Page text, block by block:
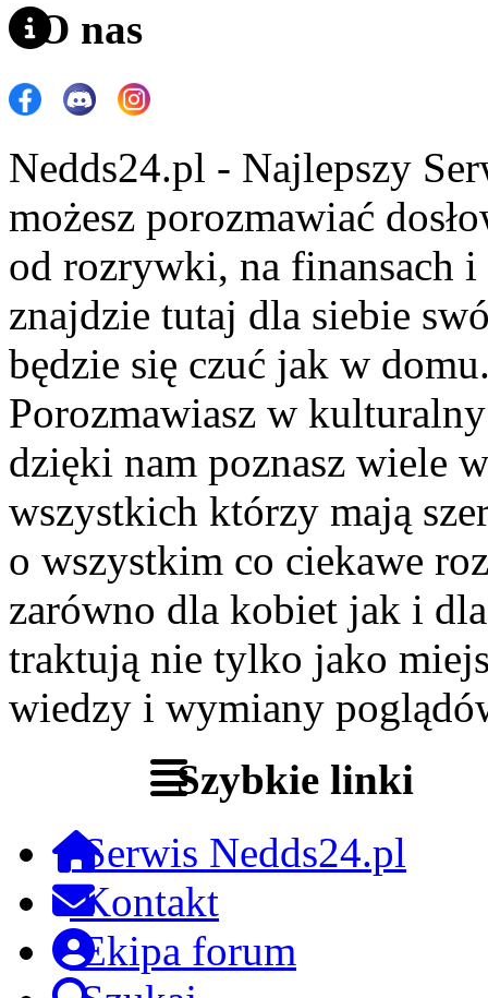
O nas
Nedds24.pl - Najlepszy
możesz porozmawiać
od rozrywki, na finansach
znajdzie tutaj dla siebie
będzie się czuć jak w
Porozmawiasz w
dzięki nam poznasz wiele
wszystkich którzy mają
o wszystkim co ciekawe
zarówno dla kobiet jak i
traktują nie tylko jako
wiedzy i wymiany
Szybkie linki
Serwis Nedds24.pl
Kontakt
Ekipa forum